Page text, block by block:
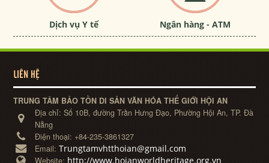
Dịch vụ Y tế Ngân hàng - ATM
LIÊN HỆ
TRUNG TÂM BẢO TỒN DI SẢN VĂN HÓA THẾ GIỚI HỘI AN
Địa chỉ:Số 10B, đường Trần Hưng Đạo, Phường Hội An, TP. Đà
Nẵng
Điện thoại: +84-235-3861327
Email:Trungtamvhtthoian@gmail.com
Website: http://www.hoianworldheritage.org.vn